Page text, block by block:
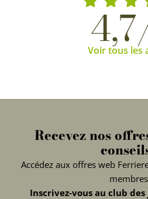
Voir tous les
Recevez nos
Accédez aux offres web
Inscrivez-vous au club